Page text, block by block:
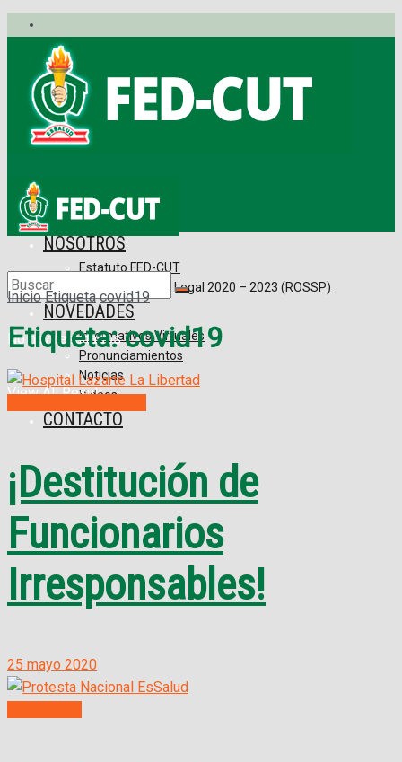
No hay resultados
View All Result
INICIO
NOSOTROS
Estatuto FED-CUT
Reconocimiento Legal 2020 – 2023 (ROSSP)
NOVEDADES
Informativos Virtuales
Pronunciamientos
Noticias
Videos
CONTACTO
No hay resultados
View All Result
Inicio Etiqueta covid19
Etiqueta: covid19
¡Destitución de
Funcionarios
Irresponsables!
25 mayo 2020